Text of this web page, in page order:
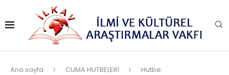
Ana sayfa CUMA HUTBELERİ
Hutbe: